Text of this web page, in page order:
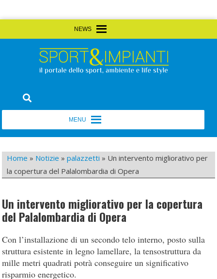
to
Sport&Impianti
Home » Notizie »palazzetti » Un intervento migliorativo per
la copertura del Palalombardia di Opera
Un intervento migliorativo per la copertura
del Palalombardia di Opera
Con l’installazione di un secondo telo interno, posto sulla
struttura esistente in legno lamellare, la tensostruttura da
mille metri quadrati potrà conseguire un significativo
risparmio energetico.